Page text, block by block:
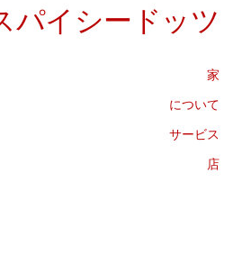
パイシードッツ
家
について
サービス
店